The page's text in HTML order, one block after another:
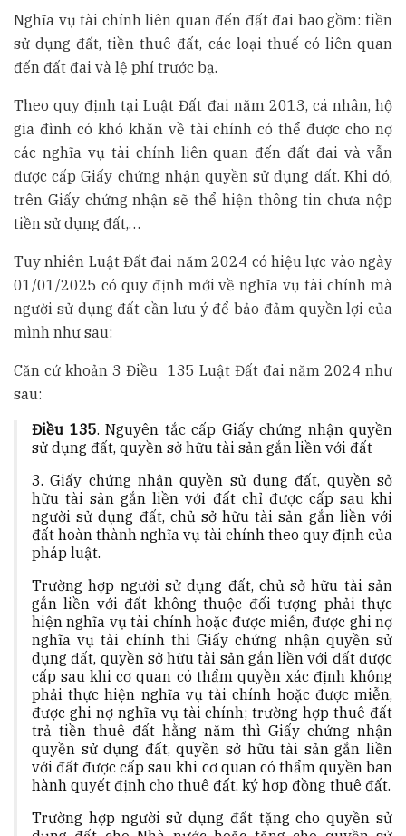
Nghĩa vụ tài chính liên quan đến đất đai bao gồm: tiền
sử dụng đất, tiền thuê đất, các loại thuế có liên quan
đến đất đai và lệ phí trước bạ.
Theo quy định tại Luật Đất đai năm 2013, cá nhân, hộ
gia đình có khó khăn về tài chính có thể được cho nợ
các nghĩa vụ tài chính liên quan đến đất đai và vẫn
được cấp Giấy chứng nhận quyền sử dụng đất. Khi đó,
trên Giấy chứng nhận sẽ thể hiện thông tin chưa nộp
tiền sử dụng đất,…
Tuy nhiên Luật Đất đai năm 2024 có hiệu lực vào ngày
01/01/2025 có quy định mới về nghĩa vụ tài chính mà
người sử dụng đất cần lưu ý để bảo đảm quyền lợi của
mình như sau:
Căn cứ khoản 3 Điều 135 Luật Đất đai năm 2024 như
sau:
Điều 135. Nguyên tắc cấp Giấy chứng nhận quyền
sử dụng đất, quyền sở hữu tài sản gắn liền với đất
3. Giấy chứng nhận quyền sử dụng đất, quyền sở
hữu tài sản gắn liền với đất chỉ được cấp sau khi
người sử dụng đất, chủ sở hữu tài sản gắn liền với
đất hoàn thành nghĩa vụ tài chính theo quy định của
pháp luật.
Trường hợp người sử dụng đất, chủ sở hữu tài sản
gắn liền với đất không thuộc đối tượng phải thực
hiện nghĩa vụ tài chính hoặc được miễn, được ghi nợ
nghĩa vụ tài chính thì Giấy chứng nhận quyền sử
dụng đất, quyền sở hữu tài sản gắn liền với đất được
cấp sau khi cơ quan có thẩm quyền xác định không
phải thực hiện nghĩa vụ tài chính hoặc được miễn,
được ghi nợ nghĩa vụ tài chính; trường hợp thuê đất
trả tiền thuê đất hằng năm thì Giấy chứng nhận
quyền sử dụng đất, quyền sở hữu tài sản gắn liền
với đất được cấp sau khi cơ quan có thẩm quyền ban
hành quyết định cho thuê đất, ký hợp đồng thuê đất.
Trường hợp người sử dụng đất tặng cho quyền sử